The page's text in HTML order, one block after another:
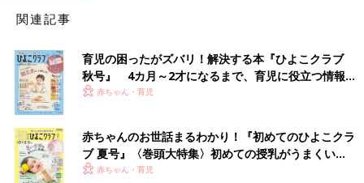
関連記事
育児の困ったがズバリ！解決する本『ひよこクラブ
秋号』 4カ月～2才になるまで、育児に役立つ情報が
いっぱい！
赤ちゃん・育児
赤ちゃんのお世話まるわかり！『初めてのひよこクラ
ブ 夏号』〈巻頭大特集〉初めての授乳がうまくい
く！ おっぱい・ミルクの基本と夏のトラブル 解決テ
赤ちゃん・育児